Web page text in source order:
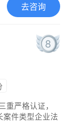
去咨询
8
重严格认证，
案件类型企业法